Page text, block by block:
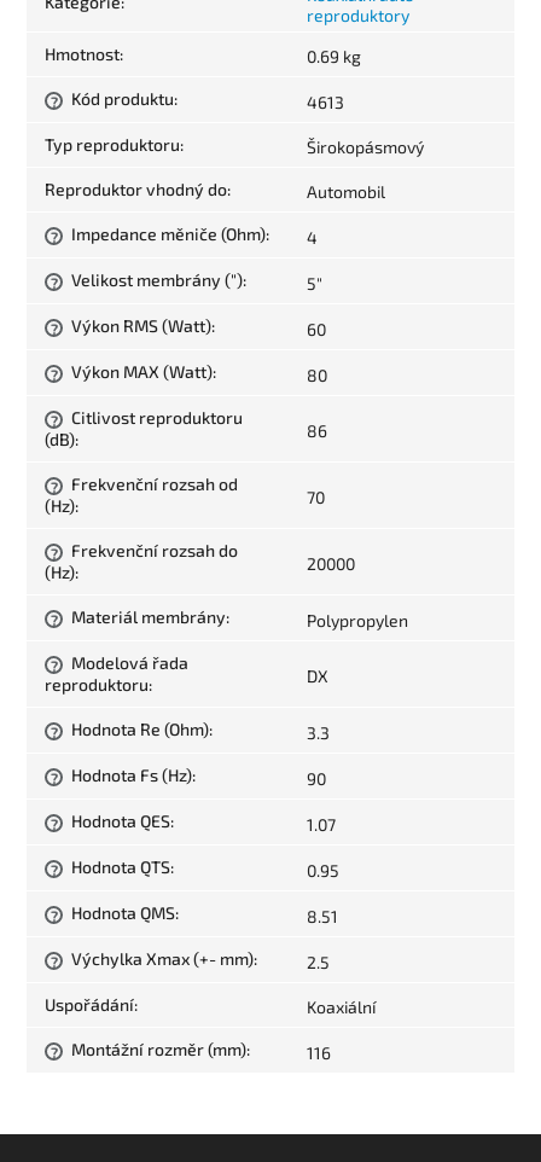
reproduktory
Hmotnost: 0.69 kg
? Kód produktu: 4613
Typ reproduktoru: Širokopásmový
Reproduktor vhodný do: Automobil
? Impedance měniče (Ohm): 4
? Velikost membrány ("): 5"
? Výkon RMS (Watt): 60
? Výkon MAX (Watt): 80
?
Citlivost reproduktoru
(dB): 86
?
Frekvenční rozsah od
(Hz): 70
?
Frekvenční rozsah do
(Hz): 20000
? Materiál membrány: Polypropylen
?
Modelová řada
reproduktoru: DX
? Hodnota Re (Ohm): 3.3
? Hodnota Fs (Hz): 90
? Hodnota QES: 1.07
? Hodnota QTS: 0.95
? Hodnota QMS: 8.51
? Výchylka Xmax (+- mm): 2.5
Uspořádání: Koaxiální
? Montážní rozměr (mm): 116